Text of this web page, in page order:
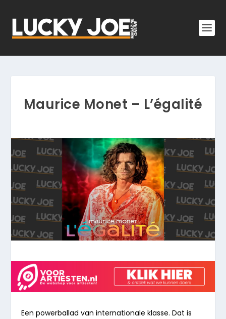
Maurice Monet – L’égalité
Een powerballad van internationale klasse. Dat is